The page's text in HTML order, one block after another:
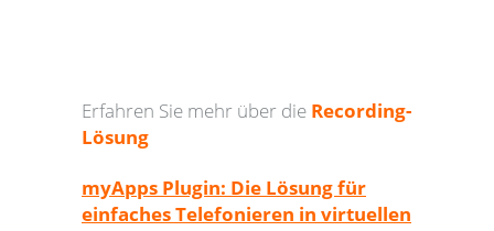
Erfahren Sie mehr über die Recording-
Lösung
myApps Plugin: Die Lösung für
einfaches Telefonieren in virtuellen